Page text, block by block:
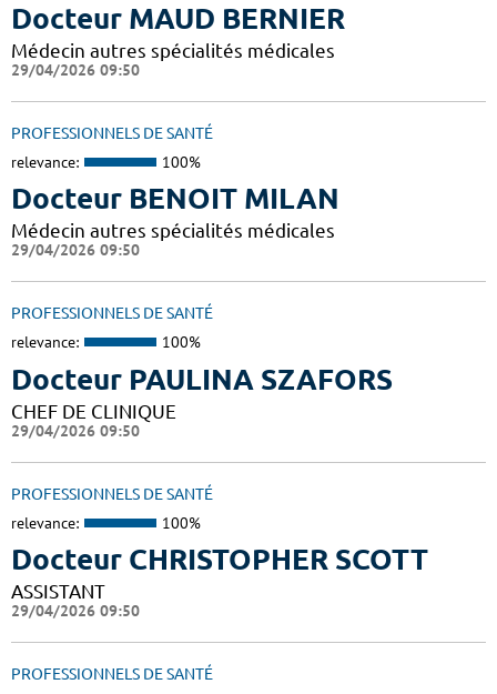
Docteur MAUD BERNIER
Médecin autres spécialités médicales
29/04/2026 09:50
PROFESSIONNELS DE SANTÉ
relevance: 100%
Docteur BENOIT MILAN
Médecin autres spécialités médicales
29/04/2026 09:50
PROFESSIONNELS DE SANTÉ
relevance: 100%
Docteur PAULINA SZAFORS
CHEF DE CLINIQUE
29/04/2026 09:50
PROFESSIONNELS DE SANTÉ
relevance: 100%
Docteur CHRISTOPHER SCOTT
ASSISTANT
29/04/2026 09:50
PROFESSIONNELS DE SANTÉ